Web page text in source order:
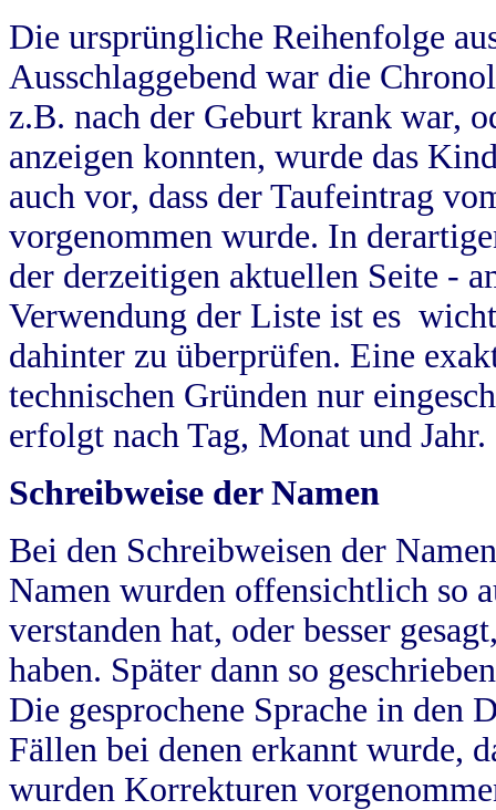
Die ursprüngliche Reihenfolge
Ausschlaggebend war die
z.B. nach der Geburt krank war,
anzeigen konnten, wurde das
auch vor, dass der Taufeintrag
vorgenommen wurde. In
der derzeitigen aktuellen Seite -
Verwendung der Liste ist es
dahinter zu überprüfen. Eine
technischen Gründen nur
erfolgt nach Tag, Monat und Jahr.
Schreibweise der Namen
Bei den Schreibweisen der
Namen wurden offensichtlich so
verstanden hat, oder besser
haben. Später dann so
Die gesprochene Sprache in
Fällen bei denen erkannt wurde,
wurden Korrekturen